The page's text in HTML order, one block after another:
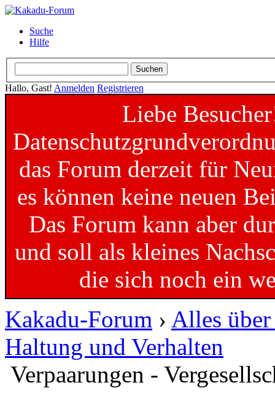
Suche
Hilfe
Hallo, Gast! Anmelden Registrieren
Liebe
das Forum derzeit für
es können keine neuen
Das Forum kann aber
und soll als kleines
die sich noch ein
Kakadu-Forum › Alles
Haltung und Verhalten
Verpaarungen -